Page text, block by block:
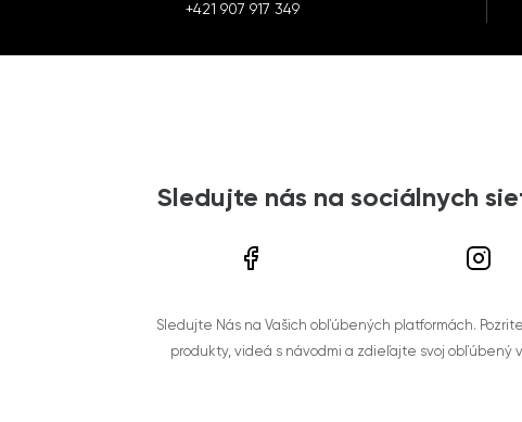
+421 907 917 349
Sledujte nás na sociálnych
Sledujte Nás na Vašich obľúbených platformách.
produkty, videá s návodmi a zdieľajte svoj obľúbený